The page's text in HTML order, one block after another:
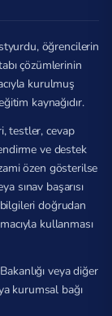
öğrencilerin
çözümlerinin
kurulmuş
kaynağıdır.
testler, cevap
ve destek
özen gösterilse
sınav başarısı
doğrudan
kullanması
veya diğer
kurumsal bağı